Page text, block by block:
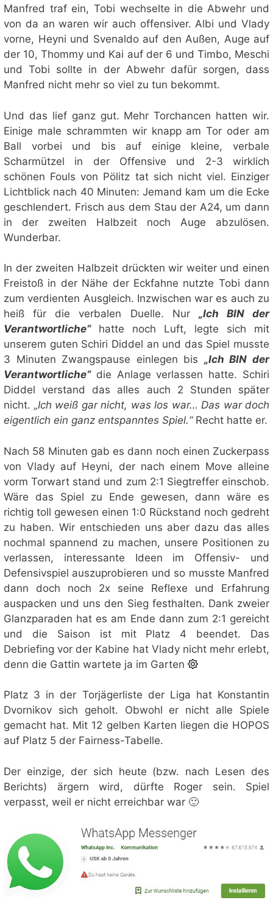
Manfred traf ein, Tobi wechselte in die Abwehr und
von da an waren wir auch offensiver. Albi und Vlady
vorne, Heyni und Svenaldo auf den Außen, Auge auf
der 10, Thommy und Kai auf der 6 und Timbo, Meschi
und Tobi sollte in der Abwehr dafür sorgen, dass
Manfred nicht mehr so viel zu tun bekommt.
Und das lief ganz gut. Mehr Torchancen hatten wir.
Einige male schrammten wir knapp am Tor oder am
Ball vorbei und bis auf einige kleine, verbale
Scharmützel in der Offensive und 2-3 wirklich
schönen Fouls von Pölitz tat sich nicht viel. Einziger
Lichtblick nach 40 Minuten: Jemand kam um die Ecke
geschlendert. Frisch aus dem Stau der A24, um dann
in der zweiten Halbzeit noch Auge abzulösen.
Wunderbar.
In der zweiten Halbzeit drückten wir weiter und einen
Freistoß in der Nähe der Eckfahne nutzte Tobi dann
zum verdienten Ausgleich. Inzwischen war es auch zu
heiß für die verbalen Duelle. Nur „Ich BIN der
Verantwortliche“hatte noch Luft, legte sich mit
unserem guten Schiri Diddel an und das Spiel musste
3 Minuten Zwangspause einlegen bis „Ich BIN der
Verantwortliche“die Anlage verlassen hatte. Schiri
Diddel verstand das alles auch 2 Stunden später
nicht. „Ich weiß gar nicht, was los war… Das war doch
eigentlich ein ganz entspanntes Spiel.“Recht hatte er.
Nach 58 Minuten gab es dann noch einen Zuckerpass
von Vlady auf Heyni, der nach einem Move alleine
vorm Torwart stand und zum 2:1 Siegtreffer einschob.
Wäre das Spiel zu Ende gewesen, dann wäre es
richtig toll gewesen einen 1:0 Rückstand noch gedreht
zu haben. Wir entschieden uns aber dazu das alles
nochmal spannend zu machen, unsere Positionen zu
verlassen, interessante Ideen im Offensiv- und
Defensivspiel auszuprobieren und so musste Manfred
dann doch noch 2x seine Reflexe und Erfahrung
auspacken und uns den Sieg festhalten. Dank zweier
Glanzparaden hat es am Ende dann zum 2:1 gereicht
und die Saison ist mit Platz 4 beendet. Das
Debriefing vor der Kabine hat Vlady nicht mehr erlebt,
denn die Gattin wartete ja im Garten
Platz 3 in der Torjägerliste der Liga hat Konstantin
Dvornikov sich geholt. Obwohl er nicht alle Spiele
gemacht hat. Mit 12 gelben Karten liegen die HOPOS
auf Platz 5 der Fairness-Tabelle.
Der einzige, der sich heute (bzw. nach Lesen des
Berichts) ärgern wird, dürfte Roger sein. Spiel
verpasst, weil er nicht erreichbar war 🙂